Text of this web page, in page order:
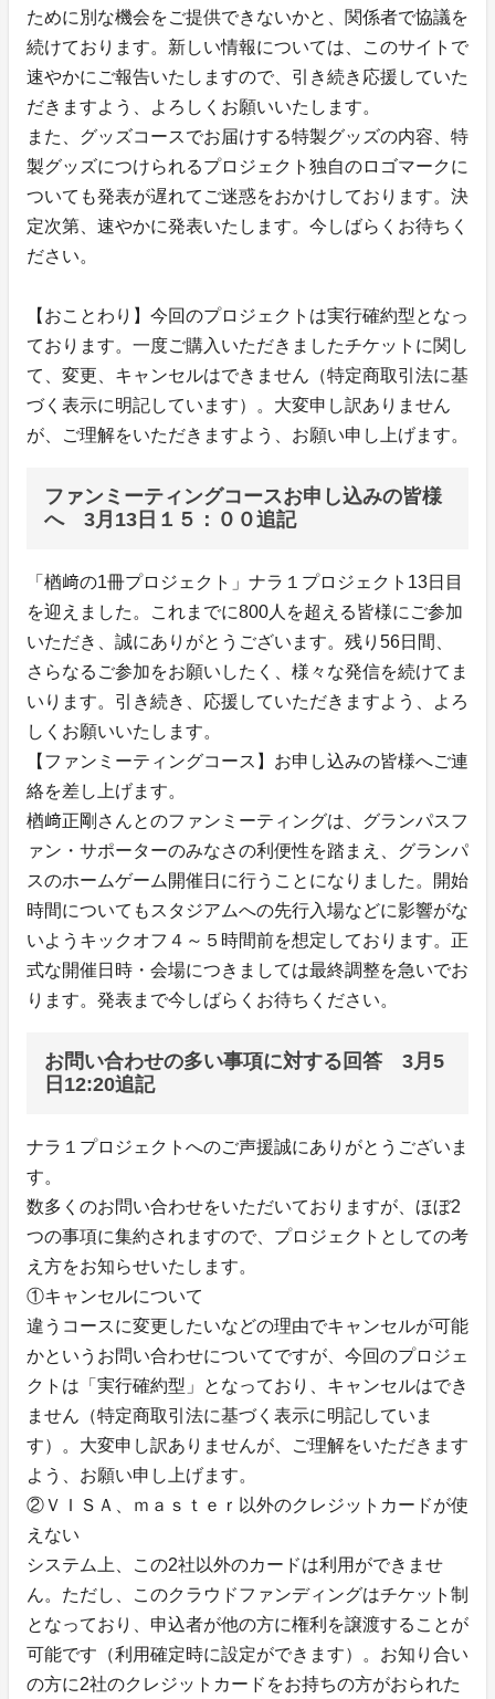
ために別な機会をご提供できないかと、関係者で協議を
続けております。新しい情報については、このサイトで
速やかにご報告いたしますので、引き続き応援していた
だきますよう、よろしくお願いいたします。
また、グッズコースでお届けする特製グッズの内容、特
製グッズにつけられるプロジェクト独自のロゴマークに
ついても発表が遅れてご迷惑をおかけしております。決
定次第、速やかに発表いたします。今しばらくお待ちく
ださい。
【おことわり】今回のプロジェクトは実行確約型となっ
ております。一度ご購入いただきましたチケットに関し
て、変更、キャンセルはできません（特定商取引法に基
づく表示に明記しています）。大変申し訳ありません
が、ご理解をいただきますよう、お願い申し上げます。
ファンミーティングコースお申し込みの皆様
へ 3月13日１５：００追記
「楢﨑の1冊プロジェクト」ナラ１プロジェクト13日目
を迎えました。これまでに800人を超える皆様にご参加
いただき、誠にありがとうございます。残り56日間、
さらなるご参加をお願いしたく、様々な発信を続けてま
いります。引き続き、応援していただきますよう、よろ
しくお願いいたします。
【ファンミーティングコース】お申し込みの皆様へご連
絡を差し上げます。
楢﨑正剛さんとのファンミーティングは、グランパスフ
ァン・サポーターのみなさの利便性を踏まえ、グランパ
スのホームゲーム開催日に行うことになりました。開始
時間についてもスタジアムへの先行入場などに影響がな
いようキックオフ４～５時間前を想定しております。正
式な開催日時・会場につきましては最終調整を急いでお
ります。発表まで今しばらくお待ちください。
お問い合わせの多い事項に対する回答 3月5
日12:20追記
ナラ１プロジェクトへのご声援誠にありがとうございま
す。
数多くのお問い合わせをいただいておりますが、ほぼ2
つの事項に集約されますので、プロジェクトとしての考
え方をお知らせいたします。
①キャンセルについて
違うコースに変更したいなどの理由でキャンセルが可能
かというお問い合わせについてですが、今回のプロジェ
クトは「実行確約型」となっており、キャンセルはでき
ません（特定商取引法に基づく表示に明記していま
す）。大変申し訳ありませんが、ご理解をいただきます
よう、お願い申し上げます。
②ＶＩＳＡ、ｍａｓｔｅｒ以外のクレジットカードが使
えない
システム上、この2社以外のカードは利用ができませ
ん。ただし、このクラウドファンディングはチケット制
となっており、申込者が他の方に権利を譲渡することが
可能です（利用確定時に設定ができます）。お知り合い
の方に2社のクレジットカードをお持ちの方がおられた